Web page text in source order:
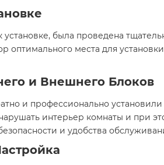
была проведена
оптимального места для
и Внешнего Блоков
и профессионально
интерьер комнаты и при
и удобства